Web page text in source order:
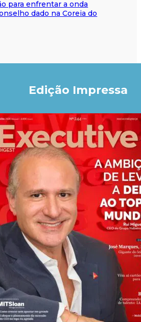
para enfrentar a onda
dado na Coreia do
Edição Impressa